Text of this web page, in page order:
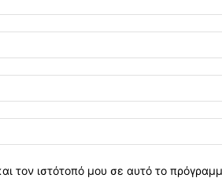
τον ιστότοπό μου σε αυτό το